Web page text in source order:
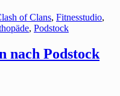
of Clans, Fitnesstudio,
, Podstock
nach Podstock